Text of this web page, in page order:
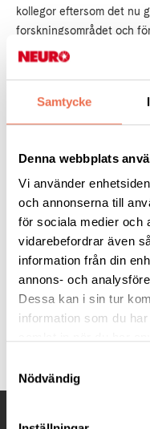
Samtycke
Denna webbplats
Vi använder
och annonserna till
för sociala medier och
vidarebefordrar även
information från din
annons- och
Dessa kan i sin tur
information som du
Nödvändig
kollegor eftersom det nu
forskningsområdet och
på väg att lösas.
Läs hela
Vetenskap